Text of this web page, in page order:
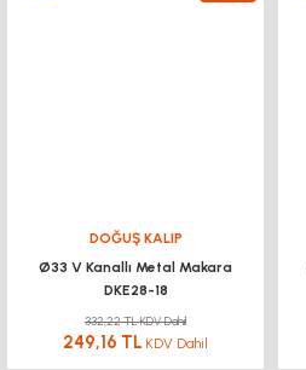
DOĞUŞ KALIP
Ø33 V Kanallı Metal Makara
DKE28-18
332,22 TL KDV Dahil
249,16 TL KDV Dahil